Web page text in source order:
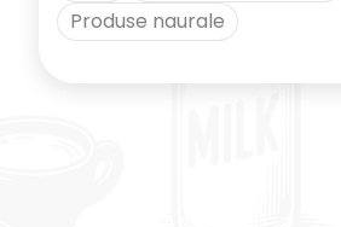
Produse naurale